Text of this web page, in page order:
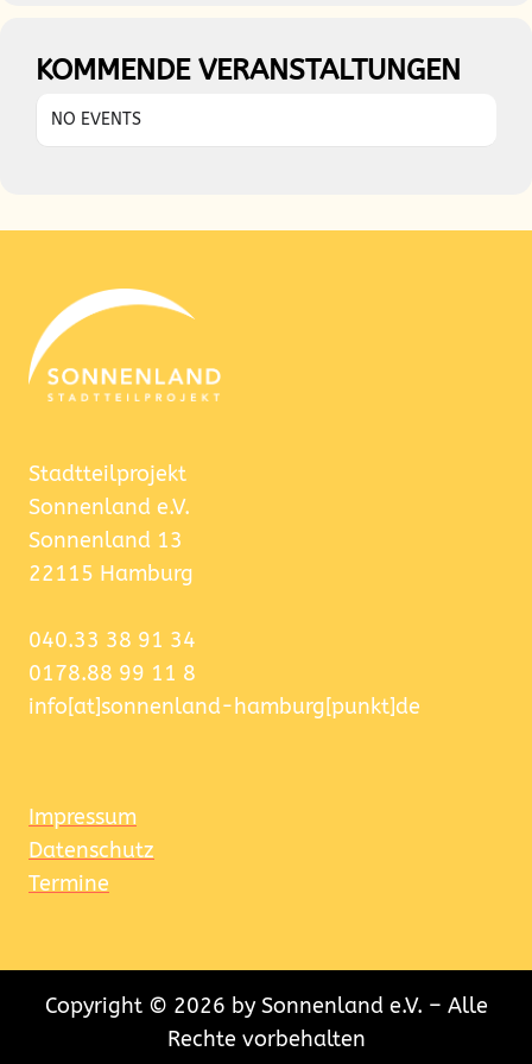
KOMMENDE VERANSTALTUNGEN
NO EVENTS
Stadtteilprojekt
Sonnenland e.V.
Sonnenland 13
22115 Hamburg
040.33 38 91 34
0178.88 99 11 8
info[at]sonnenland-hamburg[punkt]de
Impressum
Datenschutz
Termine
Copyright © 2026 by Sonnenland e.V. – Alle
Rechte vorbehalten